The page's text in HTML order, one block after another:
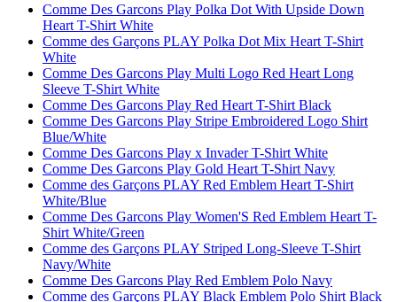
Comme Des Garcons Play Polka Dot With Upside Down
Heart T-Shirt White
Comme des Garçons PLAY Polka Dot Mix Heart T-Shirt
White
Comme Des Garcons Play Multi Logo Red Heart Long
Sleeve T-Shirt White
Comme Des Garcons Play Red Heart T-Shirt Black
Comme Des Garcons Play Stripe Embroidered Logo Shirt
Blue/White
Comme Des Garcons Play x Invader T-Shirt White
Comme Des Garcons Play Gold Heart T-Shirt Navy
Comme des Garçons PLAY Red Emblem Heart T-Shirt
White/Blue
Comme Des Garcons Play Women'S Red Emblem Heart T-
Shirt White/Green
Comme des Garçons PLAY Striped Long-Sleeve T-Shirt
Navy/White
Comme Des Garcons Play Red Emblem Polo Navy
Comme des Garçons PLAY Black Emblem Polo Shirt Black